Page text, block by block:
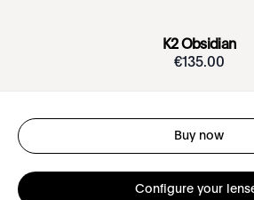
K2 Obsidian
€135.00
Buy now
Configure your